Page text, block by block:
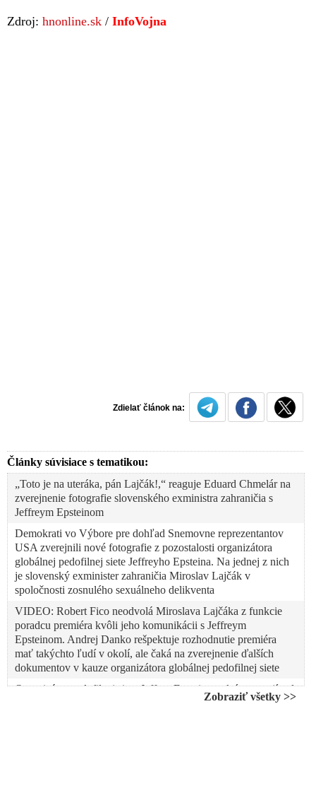
Zdroj: hnonline.sk / InfoVojna
Zdielať článok na:
Články súvisiace s tematikou:
„Toto je na uteráka, pán Lajčák!,“ reaguje Eduard Chmelár na
zverejnenie fotografie slovenského exministra zahraničia s
Jeffreym Epsteinom
Demokrati vo Výbore pre dohľad Snemovne reprezentantov
USA zverejnili nové fotografie z pozostalosti organizátora
globálnej pedofilnej siete Jeffreyho Epsteina. Na jednej z nich
je slovenský exminister zahraničia Miroslav Lajčák v
spoločnosti zosnulého sexuálneho delikventa
VIDEO: Robert Fico neodvolá Miroslava Lajčáka z funkcie
poradcu premiéra kvôli jeho komunikácii s Jeffreym
Epsteinom. Andrej Danko rešpektuje rozhodnutie premiéra
mať takýchto ľudí v okolí, ale čaká na zverejnenie ďalších
dokumentov v kauze organizátora globálnej pedofilnej siete
Organizátor pedofilnej siete Jeffrey Epstein sa aktívne zaujímal
o politické dianie na Slovensku. Neznámeho človeka pozýval
Zobraziť všetky >>